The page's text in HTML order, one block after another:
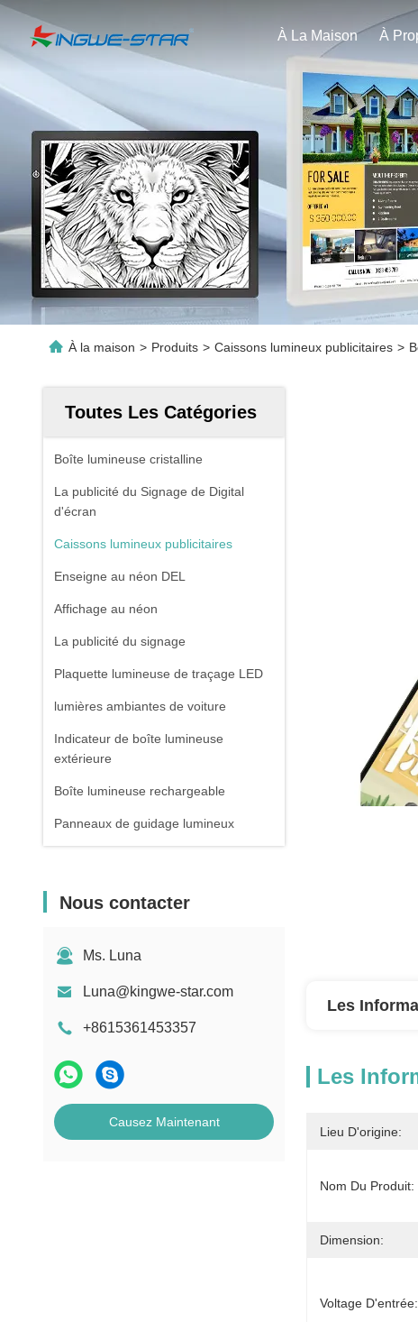
À La Maison
À la maison > Produits > Caissons lumineux publicitaires >
Toutes Les Catégories
Boîte lumineuse cristalline
La publicité du Signage de Digital
d'écran
Caissons lumineux publicitaires
Enseigne au néon DEL
Affichage au néon
La publicité du signage
Plaquette lumineuse de traçage LED
lumières ambiantes de voiture
Indicateur de boîte lumineuse
extérieure
Boîte lumineuse rechargeable
Panneaux de guidage lumineux
Nous contacter
Ms. Luna
Luna@kingwe-star.com
+8615361453357
Causez Maintenant
Les
Les
Lieu D'origine:
Nom Du Produit:
Dimension:
Voltage D'entrée: